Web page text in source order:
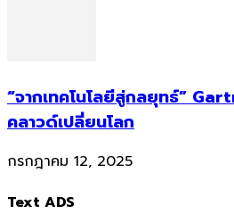
“จากเทคโนโลยีสู่กลยุทธ์”
คลาวด์เปลี่ยนโลก
กรกฎาคม 12, 2025
Text ADS